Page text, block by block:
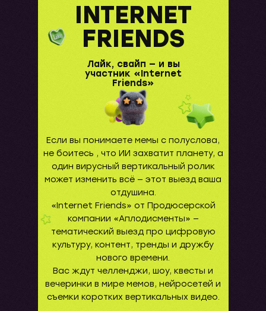
INTERNET
FRIENDS
Лайк, свайп — и вы
участник «Internet
Friends»
Если вы понимаете мемы с полуслова,
не боитесь , что ИИ захватит планету, а
один вирусный вертикальный ролик
может изменить всё — этот выезд ваша
отдушина.
«Internet Friends» от Продюсерской
компании «Аплодисменты» —
тематический выезд про цифровую
культуру, контент, тренды и дружбу
нового времени.
Вас ждут челленджи, шоу, квесты и
вечеринки в мире мемов, нейросетей и
съемки коротких вертикальных видео.